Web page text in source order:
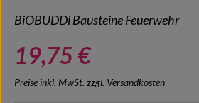
BiOBUDDi Bausteine Feuerwehr
19,75 €
Preise inkl. MwSt. zzgl. Versandkosten